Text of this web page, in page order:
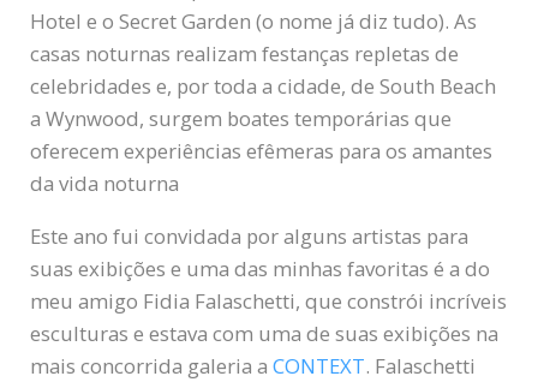
Hotel e o Secret Garden (o nome já diz tudo). As
casas noturnas realizam festanças repletas de
celebridades e, por toda a cidade, de South Beach
a Wynwood, surgem boates temporárias que
oferecem experiências efêmeras para os amantes
da vida noturna
Este ano fui convidada por alguns artistas para
suas exibições e uma das minhas favoritas é a do
meu amigo Fidia Falaschetti, que constrói incríveis
esculturas e estava com uma de suas exibições na
mais concorrida galeria a CONTEXT. Falaschetti